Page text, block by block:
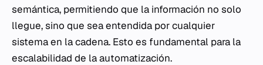
semántica, permitiendo que la información no solo
llegue, sino que sea entendida por cualquier
sistema en la cadena. Esto es fundamental para la
escalabilidad de la automatización.